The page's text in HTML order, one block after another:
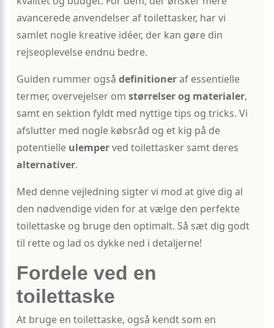
avancerede anvendelser af toilettasker, har vi
samlet nogle kreative idéer, der kan gøre din
rejseoplevelse endnu bedre.
Guiden rummer også definitioneraf essentielle
termer, overvejelser om størrelser og materialer,
samt en sektion fyldt med nyttige tips og tricks. Vi
afslutter med nogle købsråd og et kig på de
potentielle ulemperved toilettasker samt deres
alternativer.
Med denne vejledning sigter vi mod at give dig al
den nødvendige viden for at vælge den perfekte
toilettaske og bruge den optimalt. Så sæt dig godt
til rette og lad os dykke ned i detaljerne!
Fordele ved en
toilettaske
At bruge en toilettaske, også kendt som en